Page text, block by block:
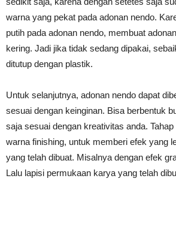
warna yang pekat pada adonan nendo.
putih pada adonan nendo, membuat
kering. Jadi jika tidak sedang dipakai,
ditutup dengan plastik.
Untuk selanjutnya, adonan nendo dapat
sesuai dengan keinginan. Bisa berbentuk
saja sesuai dengan kreativitas anda.
warna finishing, untuk memberi efek yang
yang telah dibuat. Misalnya dengan efek
Lalu lapisi permukaan karya yang telah